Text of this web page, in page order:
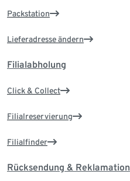
Packstation
Lieferadresse ändern
Filialabholung
Click & Collect
Filialreservierung
Filialfinder
Rücksendung & Reklamation